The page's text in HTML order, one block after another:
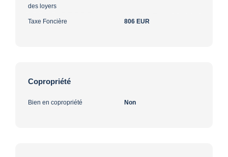
des loyers
Taxe Foncière 806 EUR
Copropriété
Bien en copropriété Non